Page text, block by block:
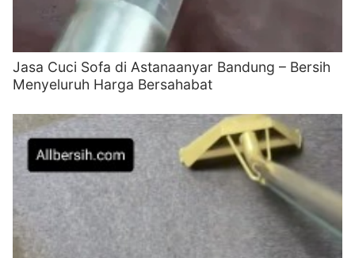
Jasa Cuci Sofa di Astanaanyar Bandung – Bersih
Menyeluruh Harga Bersahabat